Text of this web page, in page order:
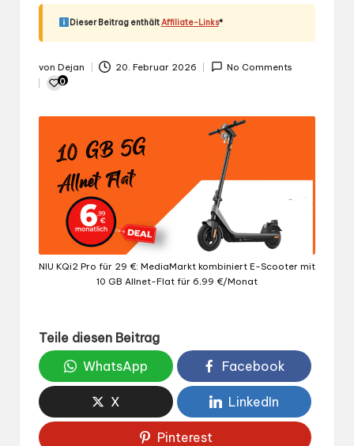
Dieser Beitrag enthältAffiliate-Links*
Gepostet
von
von Dejan 20. Februar 2026 No Comments
0
NIU KQi2 Pro für 29 €: MediaMarkt kombiniert E-Scooter mit
10 GB Allnet-Flat für 6,99 €/Monat
Teile diesen Beitrag
WhatsApp
Facebook
X LinkedIn
Pinterest